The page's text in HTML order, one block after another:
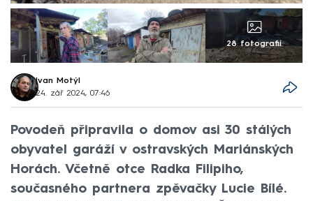
28 fotografií
Ivan Motýl
24. zář 2024, 07:46
Povodeň připravila o domov asi 30 stálých
obyvatel garáží v ostravských Mariánských
Horách. Včetně otce Radka Filipiho,
současného partnera zpěvačky Lucie Bílé.